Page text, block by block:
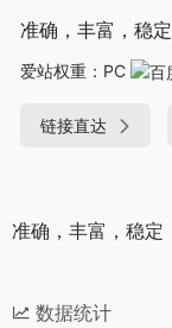
准确，丰富，稳
爱站权重： PC
链接直达
准确，丰富，稳定
数据统计